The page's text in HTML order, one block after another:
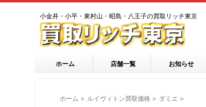
小金井・小平・東村山・昭島・八王子の買取リッチ東京
ホーム 店舗一覧 お知らせ
ホーム > ルイヴィトン買取価格 > ダミエ >